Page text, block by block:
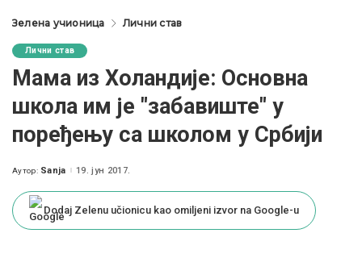
Зелена учионица Лични став
Лични став
Мама из Холандије: Основна
школа им је "забавиште" у
поређењу са школом у Србији
Posted
Аутор: Sanja 19. јун 2017.
Dodaj Zelenu učionicu kao omiljeni izvor na Google-u